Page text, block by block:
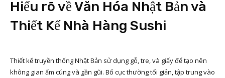
Hiểu rõ về Văn Hóa Nhật Bản và
Thiết Kế Nhà Hàng Sushi
Thiết kế truyền thống Nhật Bản sử dụng gỗ, tre, và giấy để tạo nên
không gian ấm cúng và gần gũi. Bố cục thường tối giản, tập trung vào